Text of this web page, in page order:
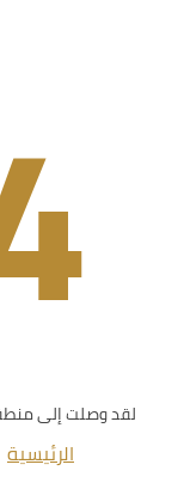
لقد وصلت إلى
الرئيسية